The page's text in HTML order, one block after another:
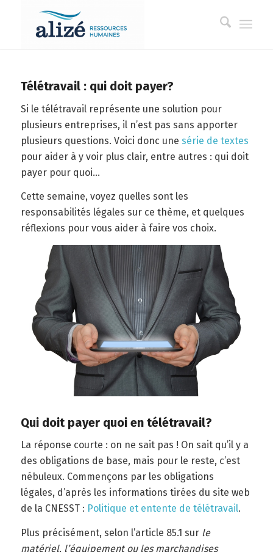
Télétravail : qui doit payer?
Si le télétravail représente une solution pour
plusieurs entreprises, il n’est pas sans apporter
plusieurs questions. Voici donc une série de textes
pour aider à y voir plus clair, entre autres : qui doit
payer pour quoi…
Cette semaine, voyez quelles sont les
responsabilités légales sur ce thème, et quelques
réflexions pour vous aider à faire vos choix.
Qui doit payer quoi en télétravail?
La réponse courte : on ne sait pas ! On sait qu’il y a
des obligations de base, mais pour le reste, c’est
nébuleux. Commençons par les obligations
légales, d’après les informations tirées du site web
de la CNESST : Politique et entente de télétravail.
Plus précisément, selon l’article 85.1 sur le
matériel, l’équipement ou les marchandises